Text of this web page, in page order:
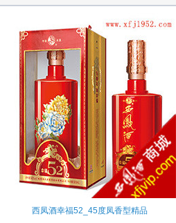
西凤酒幸福52_45度凤香型精品